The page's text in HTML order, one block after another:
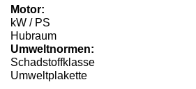
Motor:
kW / PS
Hubraum
Umweltnormen:
Schadstoffklasse
Umweltplakette